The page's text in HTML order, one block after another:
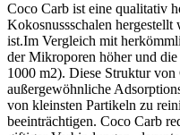
Coco Carb ist eine qualitativ
Kokosnussschalen
ist.Im Vergleich mit
der Mikroporen höher und
1000 m2). Diese Struktur
außergewöhnliche
von kleinsten Partikeln zu
beeinträchtigen. Coco Carb